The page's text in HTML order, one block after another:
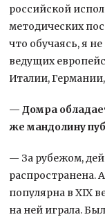
российской
методических
что обучаясь, я
ведущих
Италии,
— Домра
же мандолину
— За рубежом,
распространена.
популярна в XIX
на ней играла.